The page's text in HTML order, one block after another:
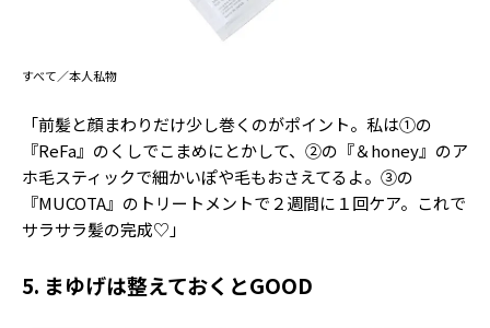
すべて／本人私物
「前髪と顔まわりだけ少し巻くのがポイント。私は①の
『ReFa』のくしでこまめにとかして、②の『＆honey』のア
ホ毛スティックで細かいぽや毛もおさえてるよ。③の
『MUCOTA』のトリートメントで２週間に１回ケア。これで
サラサラ髪の完成♡」
5. まゆげは整えておくとGOOD